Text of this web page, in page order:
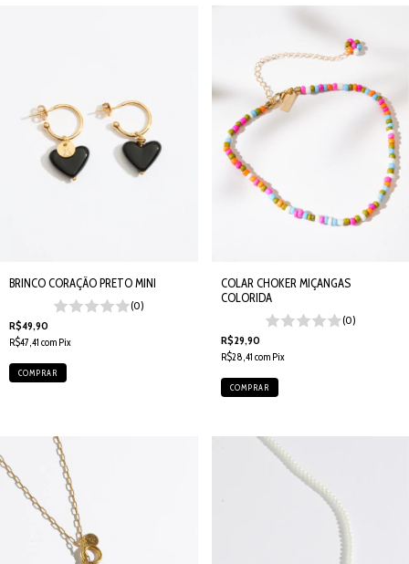
BRINCO CORAÇÃO PRETO MINI
(0)
R$49,90
R$47,41 com Pix
COLAR CHOKER MIÇANGAS
COLORIDA
(0)
R$29,90
R$28,41 com Pix